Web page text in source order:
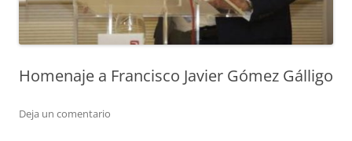
Homenaje a Francisco Javier Gómez Gálligo
Deja un comentario